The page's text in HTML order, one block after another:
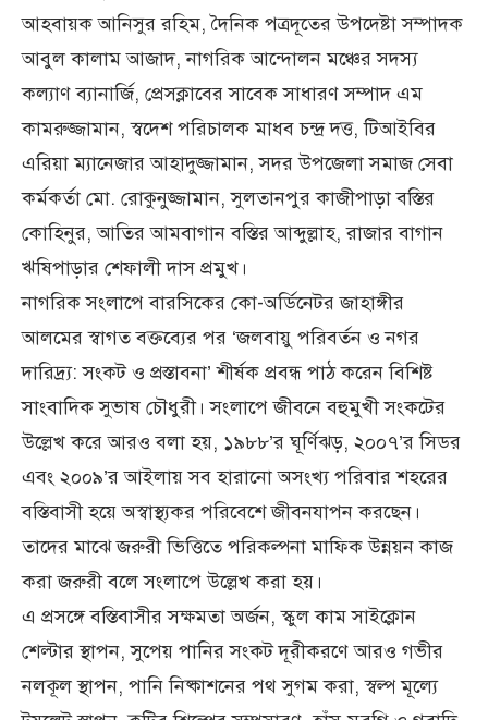
আহবায়ক আনিসুর রহিম, দৈনিক পত্রদূতের উপদেষ্টা সম্পাদক
আবুল কালাম আজাদ, নাগরিক আন্দোলন মঞ্চের সদস্য
কল্যাণ ব্যানার্জি, প্রেসক্লাবের সাবেক সাধারণ সম্পাদ এম
কামরুজ্জামান, স্বদেশ পরিচালক মাধব চন্দ্র দত্ত, টিআইবির
এরিয়া ম্যানেজার আহাদুজ্জামান, সদর উপজেলা সমাজ সেবা
কর্মকর্তা মো. রোকুনুজ্জামান, সুলতানপুর কাজীপাড়া বস্তির
কোহিনুর, আতির আমবাগান বস্তির আব্দুল্লাহ, রাজার বাগান
ঋষিপাড়ার শেফালী দাস প্রমুখ।
নাগরিক সংলাপে বারসিকের কো-অর্ডিনেটর জাহাঙ্গীর
আলমের স্বাগত বক্তব্যের পর ‘জলবায়ু পরিবর্তন ও নগর
দারিদ্র্য: সংকট ও প্রস্তাবনা’ শীর্ষক প্রবন্ধ পাঠ করেন বিশিষ্ট
সাংবাদিক সুভাষ চৌধুরী। সংলাপে জীবনে বহুমুখী সংকটের
উল্লেখ করে আরও বলা হয়, ১৯৮৮’র ঘূর্ণিঝড়, ২০০৭’র সিডর
এবং ২০০৯’র আইলায় সব হারানো অসংখ্য পরিবার শহরের
বস্তিবাসী হয়ে অস্বাস্থ্যকর পরিবেশে জীবনযাপন করছেন।
তাদের মাঝে জরুরী ভিত্তিতে পরিকল্পনা মাফিক উন্নয়ন কাজ
করা জরুরী বলে সংলাপে উল্লেখ করা হয়।
এ প্রসঙ্গে বস্তিবাসীর সক্ষমতা অর্জন, স্কুল কাম সাইক্লোন
শেল্টার স্থাপন, সুপেয় পানির সংকট দূরীকরণে আরও গভীর
নলকূল স্থাপন, পানি নিষ্কাশনের পথ সুগম করা, স্বল্প মূল্যে